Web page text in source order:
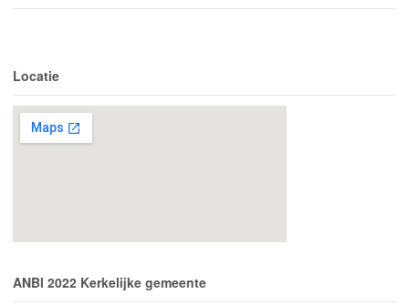
Locatie
ANBI 2022 Kerkelijke gemeente